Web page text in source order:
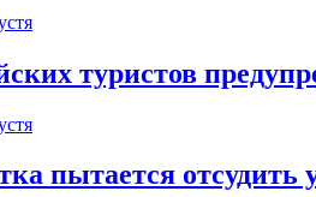
туристов
пытается отсудить